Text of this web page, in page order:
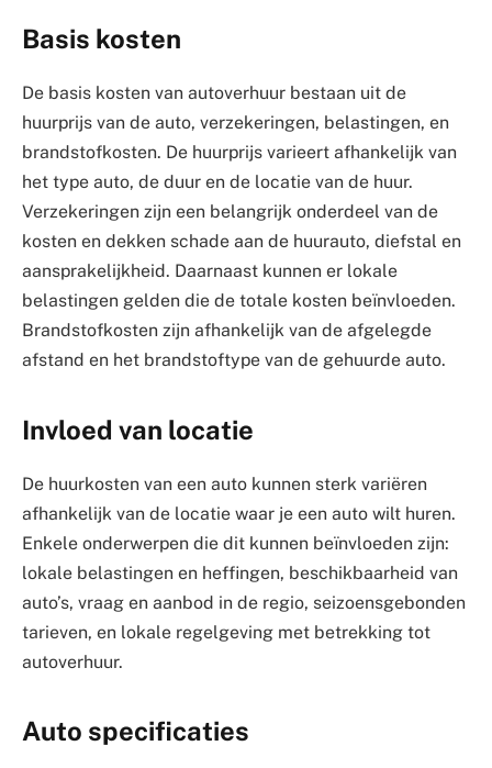
Basis kosten
De basis kosten van autoverhuur bestaan uit de
huurprijs van de auto, verzekeringen, belastingen, en
brandstofkosten. De huurprijs varieert afhankelijk van
het type auto, de duur en de locatie van de huur.
Verzekeringen zijn een belangrijk onderdeel van de
kosten en dekken schade aan de huurauto, diefstal en
aansprakelijkheid. Daarnaast kunnen er lokale
belastingen gelden die de totale kosten beïnvloeden.
Brandstofkosten zijn afhankelijk van de afgelegde
afstand en het brandstoftype van de gehuurde auto.
Invloed van locatie
De huurkosten van een auto kunnen sterk variëren
afhankelijk van de locatie waar je een auto wilt huren.
Enkele onderwerpen die dit kunnen beïnvloeden zijn:
lokale belastingen en heffingen, beschikbaarheid van
auto’s, vraag en aanbod in de regio, seizoensgebonden
tarieven, en lokale regelgeving met betrekking tot
autoverhuur.
Auto specificaties